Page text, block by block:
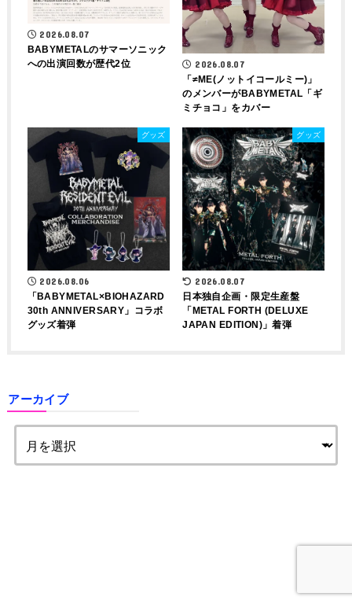
2026.08.07
BABYMETALのサマーソニック
への出演回数が歴代2位
2026.08.07
「≠ME(ノットイコールミー)」
のメンバーがBABYMETAL「ギ
ミチョコ」をカバー
グッズ
2026.08.06
「BABYMETAL×BIOHAZARD
30th ANNIVERSARY」コラボ
グッズ着弾
グッズ
2026.08.07
日本独自企画・限定生産盤
「METAL FORTH (DELUXE
JAPAN EDITION)」着弾
アーカイブ